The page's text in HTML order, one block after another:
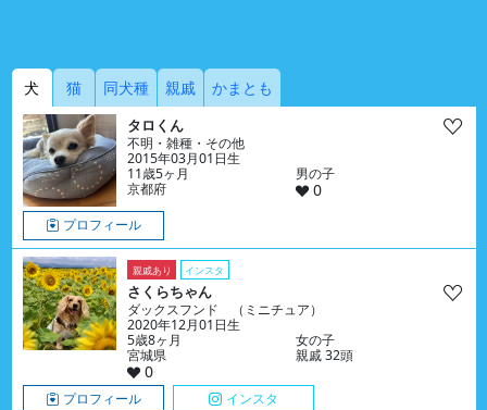
犬 猫 同犬種 親戚 かまとも
タロくん
不明・雑種・その他
2015年03月01日生
11歳5ヶ月
男の子
京都府
0
プロフィール
親戚あり インスタ
さくらちゃん
ダックスフンド （ミニチュア）
2020年12月01日生
5歳8ヶ月
女の子
宮城県
親戚 32頭
0
プロフィール インスタ